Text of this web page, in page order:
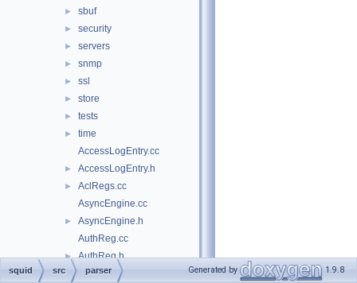
► sbuf
► security
► servers
► snmp
► ssl
► store
► tests
►
time
AccessLogEntry.cc
► AccessLogEntry.h
►
AclRegs.cc
AsyncEngine.cc
►
AsyncEngine.h
AuthReg.cc
► AuthReg.h
BandwidthBucket.cc
squid src parser Generated by 1.9.8